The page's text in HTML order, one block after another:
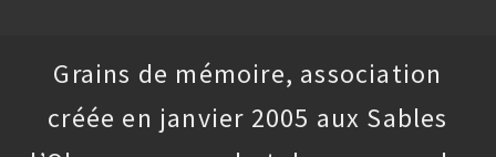
Grains de mémoire, association
créée en janvier 2005 aux Sables